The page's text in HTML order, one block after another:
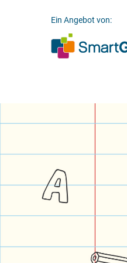
Ein Angebot von: